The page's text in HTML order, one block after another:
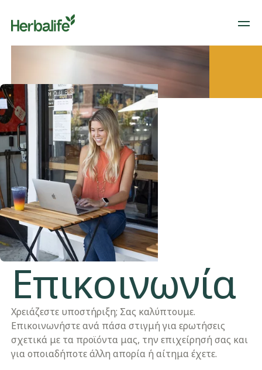
Επικοινωνία
Χρειάζεστε υποστήριξη; Σας καλύπτουμε.
Επικοινωνήστε ανά πάσα στιγμή για ερωτήσεις
σχετικά με τα προϊόντα μας, την επιχείρησή σας και
για οποιαδήποτε άλλη απορία ή αίτημα έχετε.